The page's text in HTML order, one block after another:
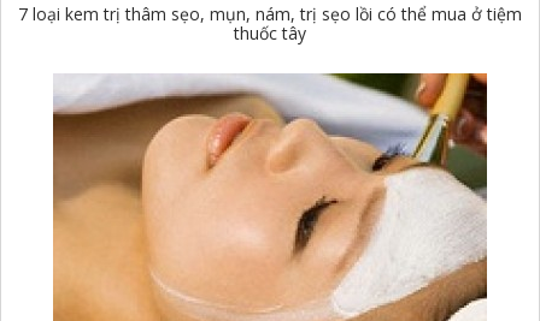
7 loại kem trị thâm sẹo, mụn, nám, trị sẹo lồi có thể mua ở tiệm
thuốc tây